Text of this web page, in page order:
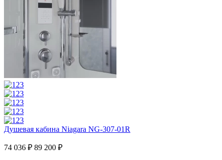
Душевая кабина Niagara NG-307-01R
74 036 ₽ 89 200 ₽